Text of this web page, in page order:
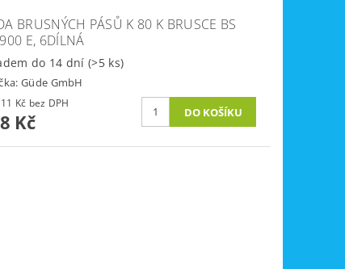
BRUSNÝCH PÁSŮ K 80 K BRUSCE BS
E, 6DÍLNÁ
do 14 dní(>5 ks)
Güde GmbH
147,11 Kč bez DPH
Kč